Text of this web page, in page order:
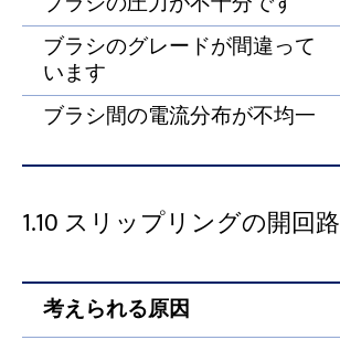
ブラシのグレードが間違って
います
ブラシ間の電流分布が不均一
1.10 スリップリングの開回路
考えられる原因